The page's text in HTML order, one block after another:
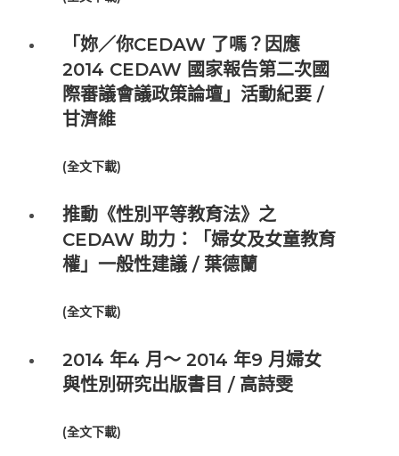
「妳／你CEDAW 了嗎？因應
2014 CEDAW 國家報告第二次國
際審議會議政策論壇」活動紀要 /
甘濟維
(全文下載)
推動《性別平等教育法》之
CEDAW 助力：「婦女及女童教育
權」一般性建議 / 葉德蘭
(全文下載)
2014 年4 月～ 2014 年9 月婦女
與性別研究出版書目 / 高詩雯
(全文下載)